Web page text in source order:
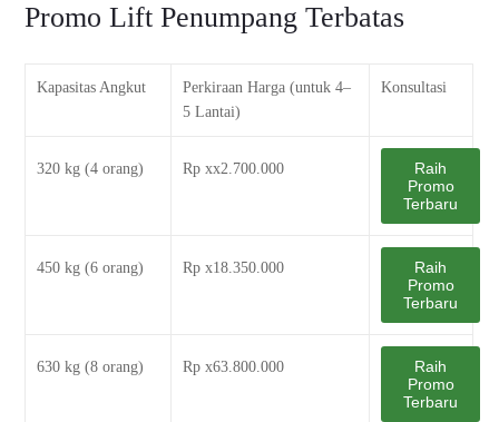
Promo Lift Penumpang Terbatas
Kapasitas Angkut
Perkiraan Harga (untuk 4–
5 Lantai)
Konsultasi
320 kg (4 orang) Rp xx2.700.000
Raih
Promo
Terbaru
450 kg (6 orang) Rp x18.350.000
Raih
Promo
Terbaru
630 kg (8 orang) Rp x63.800.000
Raih
Promo
Terbaru